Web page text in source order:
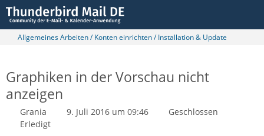
Allgemeines Arbeiten / Konten einrichten / Installation & Update
Graphiken in der Vorschau nicht
anzeigen
Grania 9. Juli 2016 um 09:46
Geschlossen
Erledigt